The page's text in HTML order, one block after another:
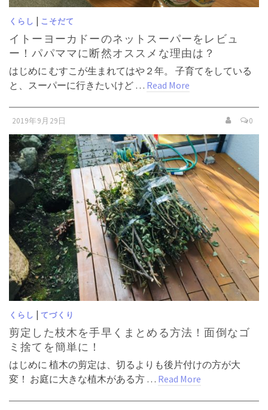
くらし | こそだて
イトーヨーカドーのネットスーパーをレビュ
ー！パパママに断然オススメな理由は？
はじめに むすこが生まれてはや２年。 子育てをしている
と、スーパーに行きたいけど … Read More
2019年9月29日 0
くらし | てづくり
剪定した枝木を手早くまとめる方法！面倒なゴ
ミ捨てを簡単に！
はじめに 植木の剪定は、切るよりも後片付けの方が大
変！ お庭に大きな植木がある方 … Read More